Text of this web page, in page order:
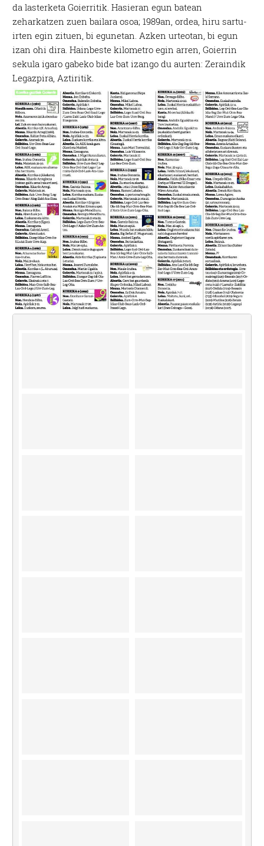
da lasterketa Goierritik. Hasieran egun batean
zeharkatzen zuen bailara osoa; 1989an, ordea, hiru sartu-
irten egin zituen, bi egunetan. Azken urteotan, bi egun
izan ohi dira. Hainbeste kilometro egin arren, Goierrin
sekula igaro gabeko bide bat izango du aurten: Zeraindik
Legazpira, Aztiritik.